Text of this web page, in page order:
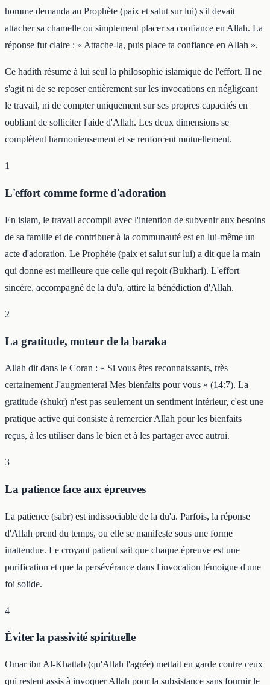
homme demanda au Prophète (paix et salut sur lui) s'il devait
attacher sa chamelle ou simplement placer sa confiance en Allah. La
réponse fut claire : « Attache-la, puis place ta confiance en Allah ».
Ce hadith résume à lui seul la philosophie islamique de l'effort. Il ne
s'agit ni de se reposer entièrement sur les invocations en négligeant
le travail, ni de compter uniquement sur ses propres capacités en
oubliant de solliciter l'aide d'Allah. Les deux dimensions se
complètent harmonieusement et se renforcent mutuellement.
1
L'effort comme forme d'adoration
En islam, le travail accompli avec l'intention de subvenir aux besoins
de sa famille et de contribuer à la communauté est en lui-même un
acte d'adoration. Le Prophète (paix et salut sur lui) a dit que la main
qui donne est meilleure que celle qui reçoit (Bukhari). L'effort
sincère, accompagné de la du'a, attire la bénédiction d'Allah.
2
La gratitude, moteur de la baraka
Allah dit dans le Coran : « Si vous êtes reconnaissants, très
certainement J'augmenterai Mes bienfaits pour vous » (14:7). La
gratitude (shukr) n'est pas seulement un sentiment intérieur, c'est une
pratique active qui consiste à remercier Allah pour les bienfaits
reçus, à les utiliser dans le bien et à les partager avec autrui.
3
La patience face aux épreuves
La patience (sabr) est indissociable de la du'a. Parfois, la réponse
d'Allah prend du temps, ou elle se manifeste sous une forme
inattendue. Le croyant patient sait que chaque épreuve est une
purification et que la persévérance dans l'invocation témoigne d'une
foi solide.
4
Éviter la passivité spirituelle
Omar ibn Al-Khattab (qu'Allah l'agrée) mettait en garde contre ceux
qui restent assis à invoquer Allah pour la subsistance sans fournir le